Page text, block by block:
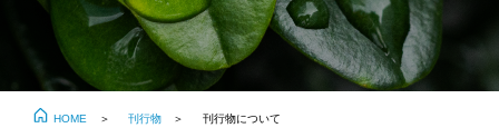
HOME 刊行物 刊行物について